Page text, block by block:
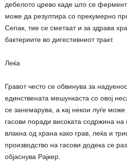
дебелото црево каде што се
може да резултира со прекумерно
Сепак, тие се сметаат и за здрава
бактериите во дигестивниот тракт.
Леќа
Гравот често се обвинува за
единствената мешункаста со овој
се занемарува, а кај некои луѓе
гасови поради високата содржина на
влакна од храна како грав, леќа и
производство на гасови додека се
објаснува Рајкер.